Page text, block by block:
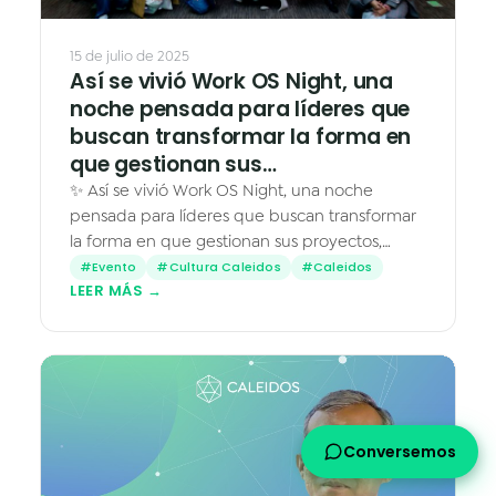
15 de julio de 2025
Así se vivió Work OS Night, una
noche pensada para líderes que
buscan transformar la forma en
que gestionan sus…
✨ Así se vivió Work OS Night, una noche
pensada para líderes que buscan transformar
la forma en que gestionan sus proyectos,
procesos y equipos. Laura Márquez, CEO de
Caleidos, abrió la noche…
#Evento #Cultura Caleidos #Caleidos
LEER MÁS →
Conversemos